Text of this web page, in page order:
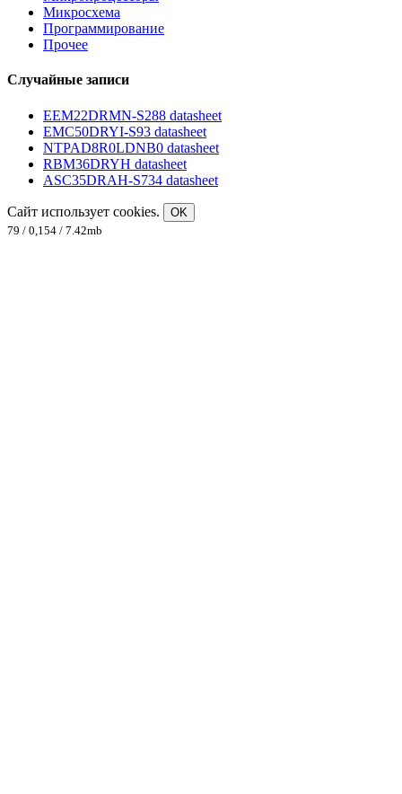
Микросхема
Программирование
Прочее
Случайные записи
EEM22DRMN-S288 datasheet
EMC50DRYI-S93 datasheet
NTPAD8R0LDNB0 datasheet
RBM36DRYH datasheet
ASC35DRAH-S734 datasheet
Сайт использует cookies.
OK
79 / 0,154 / 7.42mb